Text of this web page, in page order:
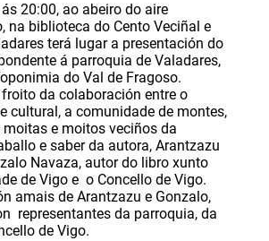
20:00, ao abeiro do aire
na biblioteca do Cento Veciñal e
terá lugar a presentación do
á parroquia de Valadares,
do Val de Fragoso.
da colaboración entre o
cultural, a comunidade de montes,
moitas e moitos veciños da
e saber da autora, Arantzazu
Navaza, autor do libro xunto
de Vigo e o Concello de Vigo.
amais de Arantzazu e Gonzalo,
representantes da parroquia, da
de Vigo.